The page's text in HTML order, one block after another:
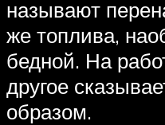
называют
же топлива,
бедной. На
другое
образом.